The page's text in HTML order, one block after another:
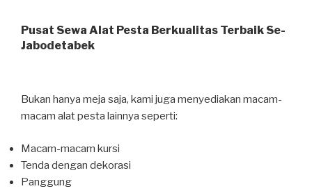
Pusat Sewa Alat Pesta Berkualitas Terbaik Se-
Jabodetabek
Bukan hanya meja saja, kami juga menyediakan macam-
macam alat pesta lainnya seperti:
Macam-macam kursi
Tenda dengan dekorasi
Panggung